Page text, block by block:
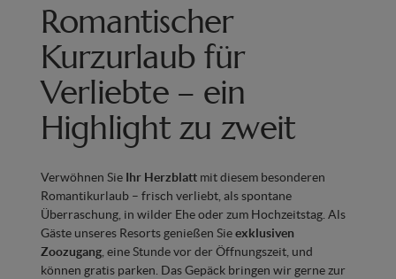
Romantischer
Kurzurlaub für
Verliebte – ein
Highlight zu zweit
Verwöhnen Sie Ihr Herzblattmit diesem besonderen
Romantikurlaub – frisch verliebt, als spontane
Überraschung, in wilder Ehe oder zum Hochzeitstag. Als
Gäste unseres Resorts genießen Sieexklusiven
Zoozugang, eine Stunde vor der Öffnungszeit, und
können gratis parken. Das Gepäck bringen wir gerne zur